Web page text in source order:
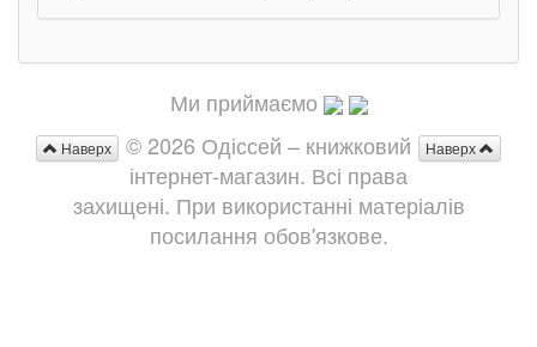
Ми приймаємо
Наверх
Наверх
© 2026 Одіссей – книжковий
інтернет-магазин. Всі права
захищені. При використанні матеріалів
посилання обов'язкове.